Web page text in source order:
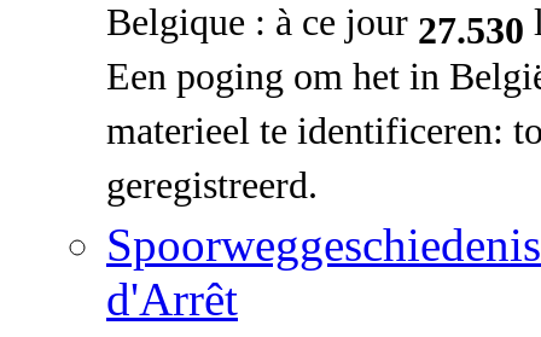
Belgique : à ce jour 27.530
Een poging om het in
materieel te identificeren:
geregistreerd.
d'Arrêt